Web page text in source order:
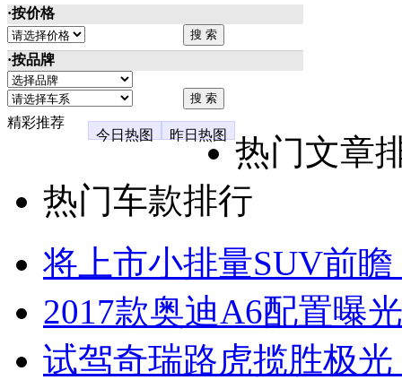
·按价格
·按品牌
精彩推荐
今日热图
昨日热图
热门文章
热门车款排行
将上市小排量SUV前
2017款奥迪A6配置曝
试驾奇瑞路虎揽胜极